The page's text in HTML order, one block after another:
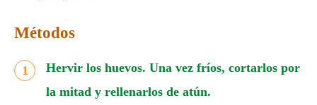
Métodos
Hervir los huevos. Una vez fríos, cortarlos por
la mitad y rellenarlos de atún.